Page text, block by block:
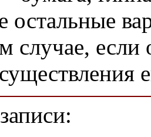
остальные
случае,